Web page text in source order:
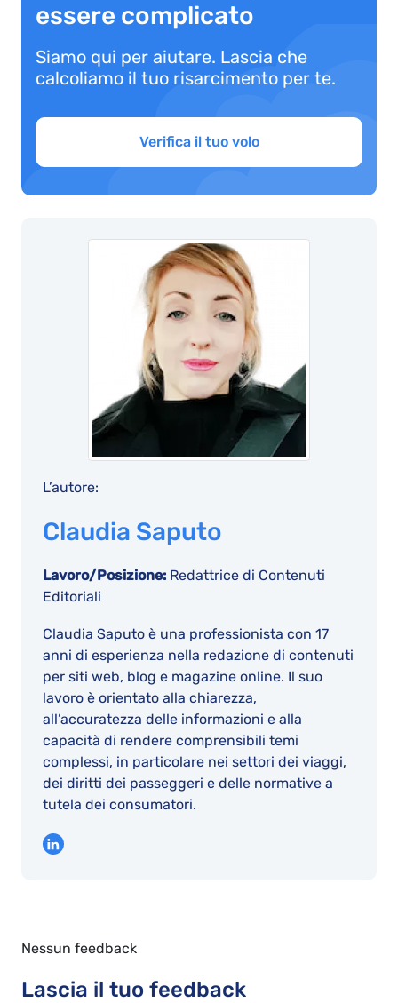
essere complicato
Siamo qui per aiutare. Lascia che
calcoliamo il tuo risarcimento per te.
Verifica il tuo volo
L’autore:
Claudia Saputo
Lavoro/Posizione: Redattrice di Contenuti
Editoriali
Claudia Saputo è una professionista con 17
anni di esperienza nella redazione di contenuti
per siti web, blog e magazine online. Il suo
lavoro è orientato alla chiarezza,
all’accuratezza delle informazioni e alla
capacità di rendere comprensibili temi
complessi, in particolare nei settori dei viaggi,
dei diritti dei passeggeri e delle normative a
tutela dei consumatori.
Nessun feedback
Lascia il tuo feedback